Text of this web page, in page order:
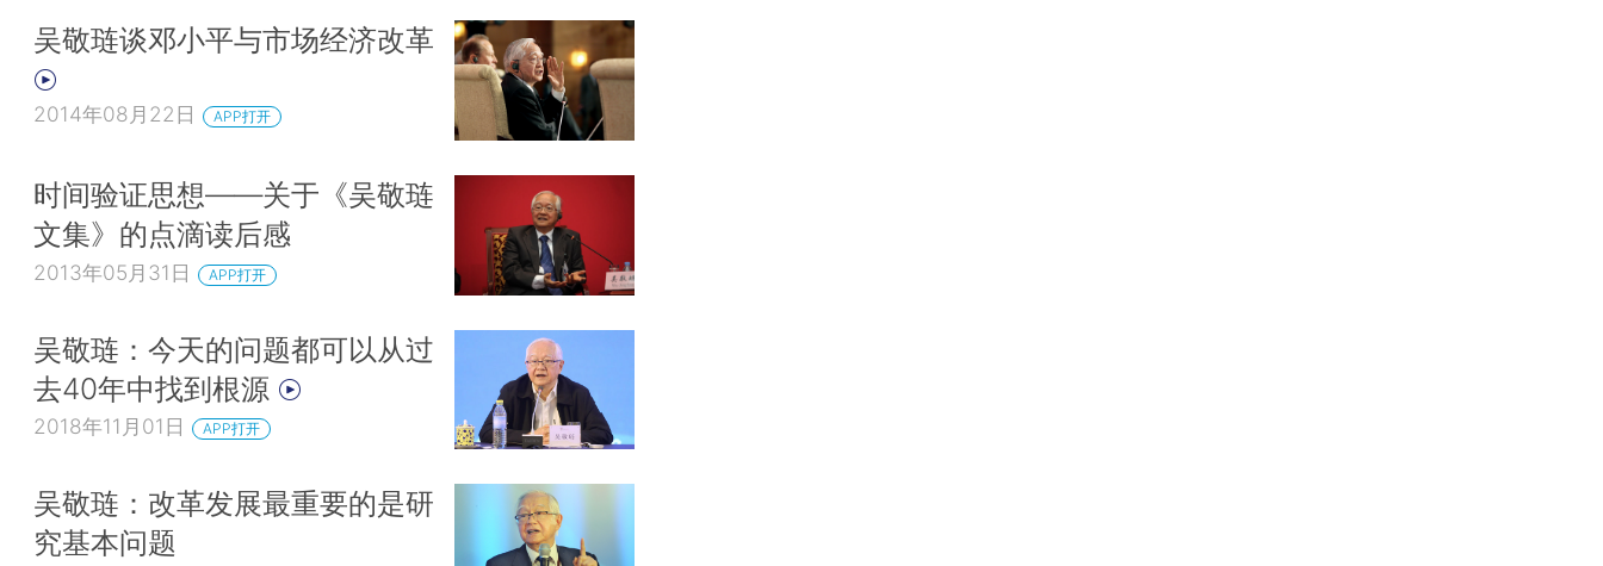
吴敬琏谈邓小平与市场经济改革
2014年08月22日 APP打开
时间验证思想——关于《吴敬琏
文集》的点滴读后感
2013年05月31日 APP打开
吴敬琏：今天的问题都可以从过
去40年中找到根源
2018年11月01日 APP打开
吴敬琏：改革发展最重要的是研
究基本问题